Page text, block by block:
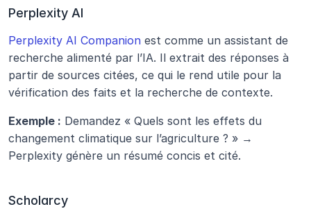
Perplexity AI
Perplexity AI Companion est comme un assistant de
recherche alimenté par l’IA. Il extrait des réponses à
partir de sources citées, ce qui le rend utile pour la
vérification des faits et la recherche de contexte.
Exemple : Demandez « Quels sont les effets du
changement climatique sur l’agriculture ? » →
Perplexity génère un résumé concis et cité.
Scholarcy